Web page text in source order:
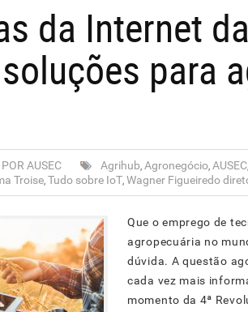
da Internet
para
POR AUSEC Agrihub, Agronegócio, AUSEC,
Troise, Tudo sobre IoT, Wagner Figueiredo
Que o emprego de
agropecuária no
dúvida. A questão
cada vez mais
momento da 4ª